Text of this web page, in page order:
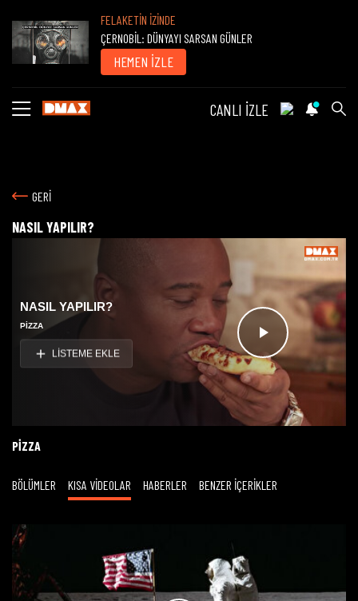
FELAKETİN İZİNDE
ÇERNOBİL: DÜNYAYI SARSAN GÜNLER
HEMEN İZLE
CANLI İZLE
GERİ
NASIL YAPILIR?
Videoyu
Oynat
NASIL YAPILIR?
PIZZA
LİSTEME EKLE
PIZZA
BÖLÜMLER KISA VİDEOLAR HABERLER BENZER İÇERİKLER